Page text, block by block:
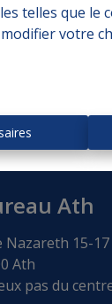
telles que le
votre
Ath
Nazareth 15-17
Ath
pas du